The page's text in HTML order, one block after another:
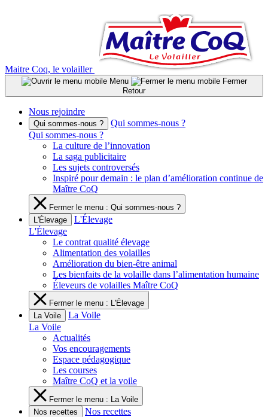
Maitre Coq, le volailler
Menu
Fermer
Retour
Nous rejoindre
Qui sommes-nous ?
Qui sommes-nous ?
Qui sommes-nous ?
La culture de l’innovation
La saga publicitaire
Les sujets controversés
Inspiré pour demain : le plan d’amélioration continue de
Maître CoQ
Fermer le menu : Qui sommes-nous ?
L'Élevage
L'Élevage
L'Élevage
Le contrat qualité élevage
Alimentation des volailles
Amélioration du bien-être animal
Les bienfaits de la volaille dans l’alimentation humaine
Éleveurs de volailles Maître CoQ
Fermer le menu : L'Élevage
La Voile
La Voile
La Voile
Actualités
Vos encouragements
Espace pédagogique
Les courses
Maître CoQ et la voile
Fermer le menu : La Voile
Nos recettes
Nos recettes